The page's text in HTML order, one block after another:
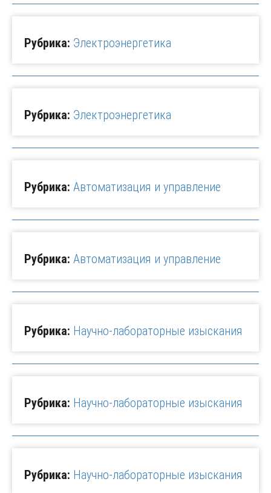
Рубрика: Электроэнергетика
Рубрика: Электроэнергетика
Рубрика: Автоматизация и управление
Рубрика: Автоматизация и управление
Рубрика: Научно-лабораторные изыскания
Рубрика: Научно-лабораторные изыскания
Рубрика: Научно-лабораторные изыскания